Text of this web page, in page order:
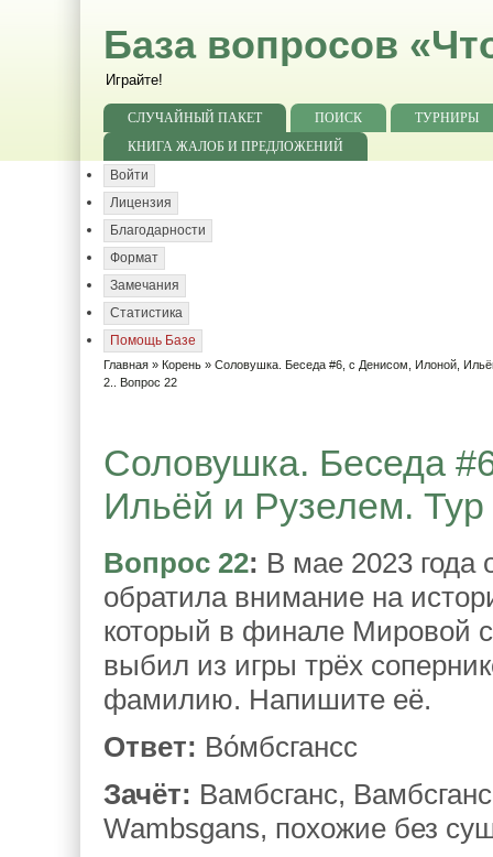
База вопросов
Играйте!
СЛУЧАЙНЫЙ ПАКЕТ ПОИСК
ТУРНИРЫ
КНИГА ЖАЛОБ И ПРЕДЛОЖЕНИЙ
Войти
Лицензия
Благодарности
Формат
Замечания
Статистика
Помощь Базе
Главная » Корень » Соловушка. Беседа #6, с Денисом, Илоной,
2.. Вопрос 22
Соловушка. Беседа
Ильёй и Рузелем.
Вопрос 22: В мае 2023 года
обратила внимание на
который в финале Мировой
выбил из игры трёх
фамилию. Напишите её.
Ответ: Во́мбсгансс
Зачёт: Вамбсганс,
Wambsgans, похожие без